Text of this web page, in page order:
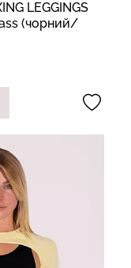
LEGGINGS
(чорний/